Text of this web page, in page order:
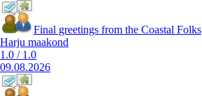
Final greetings from the Coastal Folks
Harju maakond
1.0 / 1.0
09.08.2026